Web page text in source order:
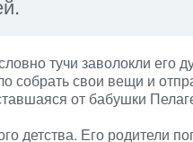
тучи заволокли его
собрать свои вещи и
от бабушки
детства. Его родители